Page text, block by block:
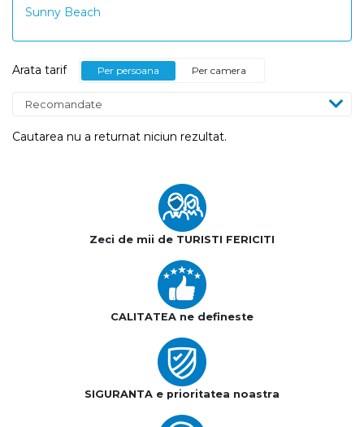
Sunny Beach
Arata tarif Per persoana Per camera
Cautarea nu a returnat niciun rezultat.
Zeci de mii de TURISTI FERICITI
CALITATEA ne defineste
SIGURANTA e prioritatea noastra